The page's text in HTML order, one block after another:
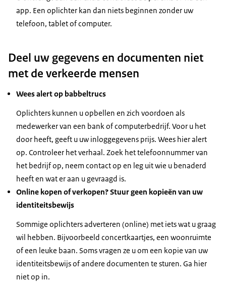
app. Een oplichter kan dan niets beginnen zonder uw
telefoon, tablet of computer.
Deel uw gegevens en documenten niet
met de verkeerde mensen
Wees alert op babbeltrucs
Oplichters kunnen u opbellen en zich voordoen als
medewerker van een bank of computerbedrijf. Voor u het
door heeft, geeft u uw inloggegevens prijs. Wees hier alert
op. Controleer het verhaal. Zoek het telefoonnummer van
het bedrijf op, neem contact op en leg uit wie u benaderd
heeft en wat er aan u gevraagd is.
Online kopen of verkopen? Stuur geen kopieën van uw
identiteitsbewijs
Sommige oplichters adverteren (online) met iets wat u graag
wil hebben. Bijvoorbeeld concertkaartjes, een woonruimte
of een leuke baan. Soms vragen ze u om een kopie van uw
identiteitsbewijs of andere documenten te sturen. Ga hier
niet op in.